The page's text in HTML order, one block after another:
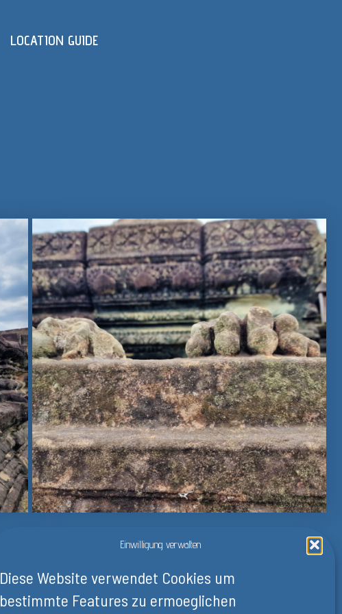
Einwilligung verwalten
Diese Website verwendet Cookies um
bestimmte Features zu ermoeglichen
LOCATION GUIDE